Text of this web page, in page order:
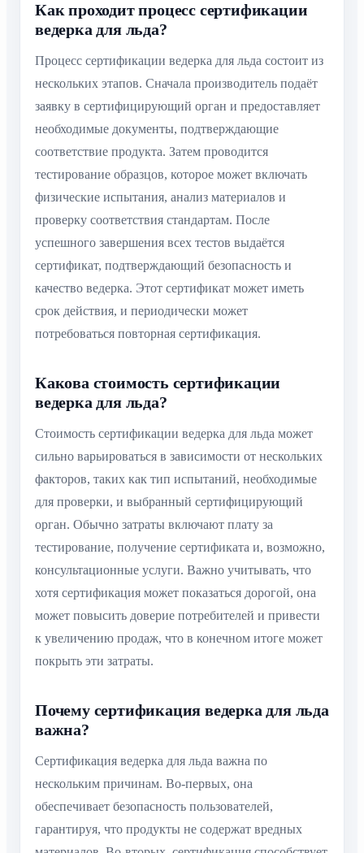
Как проходит процесс сертификации
ведерка для льда?
Процесс сертификации ведерка для льда состоит из
нескольких этапов. Сначала производитель подаёт
заявку в сертифицирующий орган и предоставляет
необходимые документы, подтверждающие
соответствие продукта. Затем проводится
тестирование образцов, которое может включать
физические испытания, анализ материалов и
проверку соответствия стандартам. После
успешного завершения всех тестов выдаётся
сертификат, подтверждающий безопасность и
качество ведерка. Этот сертификат может иметь
срок действия, и периодически может
потребоваться повторная сертификация.
Какова стоимость сертификации
ведерка для льда?
Стоимость сертификации ведерка для льда может
сильно варьироваться в зависимости от нескольких
факторов, таких как тип испытаний, необходимые
для проверки, и выбранный сертифицирующий
орган. Обычно затраты включают плату за
тестирование, получение сертификата и, возможно,
консультационные услуги. Важно учитывать, что
хотя сертификация может показаться дорогой, она
может повысить доверие потребителей и привести
к увеличению продаж, что в конечном итоге может
покрыть эти затраты.
Почему сертификация ведерка для льда
важна?
Сертификация ведерка для льда важна по
нескольким причинам. Во-первых, она
обеспечивает безопасность пользователей,
гарантируя, что продукты не содержат вредных